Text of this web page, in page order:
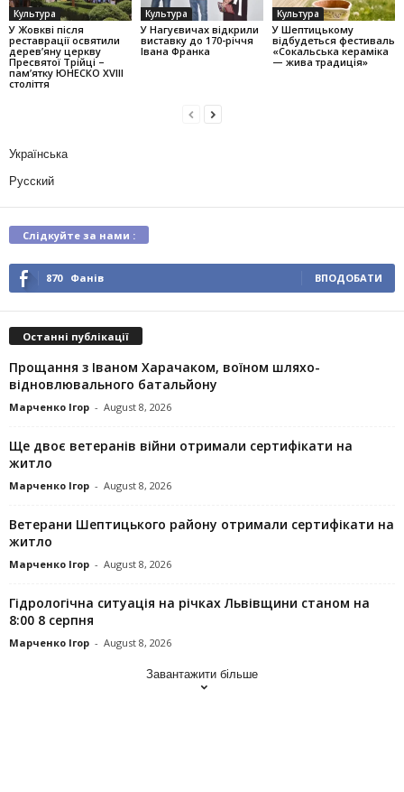
Культура
У Жовкві після
реставрації освятили
дерев’яну церкву
Пресвятої Трійці –
пам’ятку ЮНЕСКО XVIII
століття
Культура
У Нагуєвичах відкрили
виставку до 170-річчя
Івана Франка
Культура
У Шептицькому
відбудеться фестиваль
«Сокальська кераміка
— жива традиція»
Українська
Русский
Слідкуйте за нами :
870 Фанів ВПОДОБАТИ
Останні публікації
Прощання з Іваном Харачаком, воїном шляхо-
відновлювального батальйону
Марченко Ігор - August 8, 2026
Ще двоє ветеранів війни отримали сертифікати на
житло
Марченко Ігор - August 8, 2026
Ветерани Шептицького району отримали сертифікати на
житло
Марченко Ігор - August 8, 2026
Гідрологічна ситуація на річках Львівщини станом на
8:00 8 серпня
Марченко Ігор - August 8, 2026
Завантажити більше